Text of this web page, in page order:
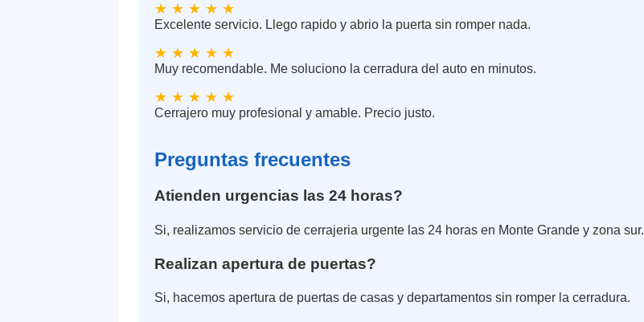
★ ★ ★ ★ ★
Excelente servicio. Llego rapido y abrio la puerta sin romper nada.
★ ★ ★ ★ ★
Muy recomendable. Me soluciono la cerradura del auto en minutos.
★ ★ ★ ★ ★
Cerrajero muy profesional y amable. Precio justo.
Preguntas frecuentes
Atienden urgencias las 24 horas?
Si, realizamos servicio de cerrajeria urgente las 24 horas en Monte Grande y zona sur.
Realizan apertura de puertas?
Si, hacemos apertura de puertas de casas y departamentos sin romper la cerradura.